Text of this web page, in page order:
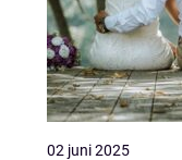
02 juni 2025